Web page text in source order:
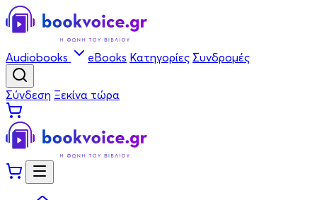
Audiobooks eBooks Κατηγορίες Συνδρομές
Σύνδεση Ξεκίνα τώρα